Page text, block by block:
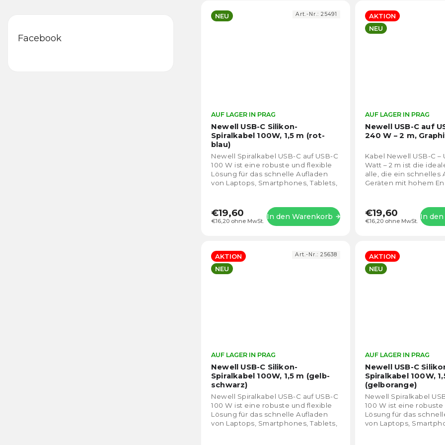
Facebook
NEU
Newell USB-C Silikon-
Spiralkabel 100W, 1,5 m (rot-
blau)
durchschnittliche
Produktbewertung
Sternen.
AUF LAGER IN PRAG
€16,20 ohne MwSt.
€19,60 In den Warenkorb
Newell Spiralkabel USB-C auf USB-C
100 W ist eine robuste und flexible
Lösung für das schnelle Aufladen
von Laptops, Smartphones, Tablets,
Art.-Nr.: 25491
AKTION
NEU
Newell USB-C auf
240 W – 2 m,
AUF LAGER IN PRAG
€16,20 ohne MwSt.
€19,60 In
Kabel Newell USB-C –
Watt – 2 m ist die
alle, die ein schnelles
Geräten mit hohem
AKTION
NEU
Newell USB-C Silikon-
Spiralkabel 100W, 1,5 m (gelb-
schwarz)
durchschnittliche
Produktbewertung
Sternen.
AUF LAGER IN PRAG
Newell Spiralkabel USB-C auf USB-C
100 W ist eine robuste und flexible
Lösung für das schnelle Aufladen
von Laptops, Smartphones, Tablets,
Art.-Nr.: 25638
AKTION
NEU
Newell USB-C
Spiralkabel 100W,
(gelborange)
AUF LAGER IN PRAG
Newell Spiralkabel
100 W ist eine
Lösung für das
von Laptops,